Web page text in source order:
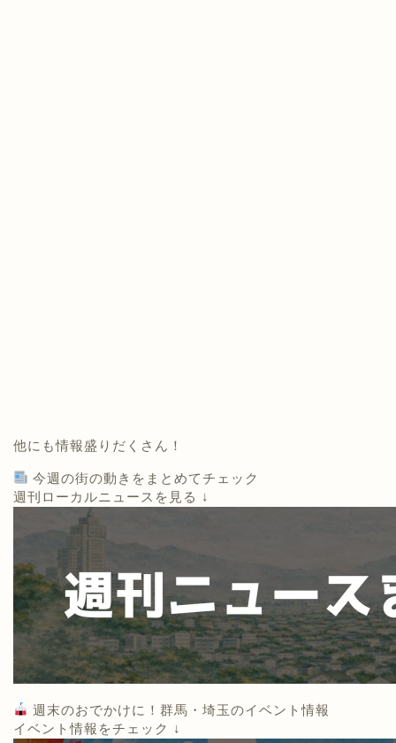
他にも情報盛りだくさん！
今週の街の動きをまとめてチェック
週刊ローカルニュースを見る ↓
週末のおでかけに！群馬・埼玉のイベント情報
イベント情報をチェック ↓